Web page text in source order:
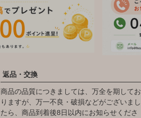
返品・交換
商品の品質につきましては、万全を期してお
りますが、万一不良・破損などがございまし
たら、商品到着後8日以内にお知らせくださ